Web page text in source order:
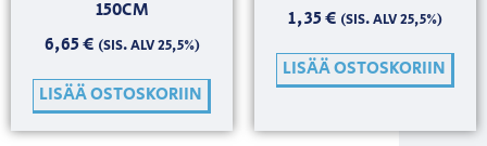
150CM
6,65€ (SIS. ALV 25,5%)
LISÄÄ OSTOSKORIIN
1,35€ (SIS. ALV 25,5%)
LISÄÄ OSTOSKORIIN